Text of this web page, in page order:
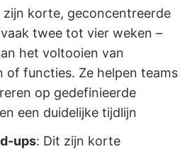
zijn korte, geconcentreerde
twee tot vier weken –
het voltooien van
of functies. Ze helpen teams
op gedefinieerde
een duidelijke tijdlijn
ups: Dit zijn korte